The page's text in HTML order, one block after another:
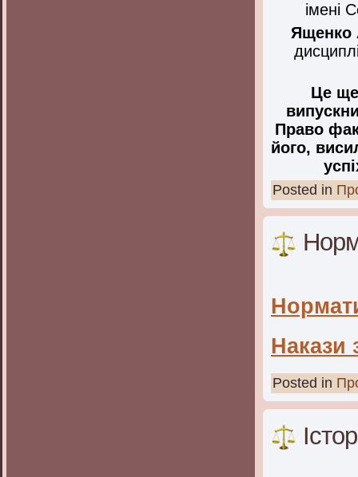
імені
Ященко
Це ще
Право
його,
Posted in
Накази
Posted in